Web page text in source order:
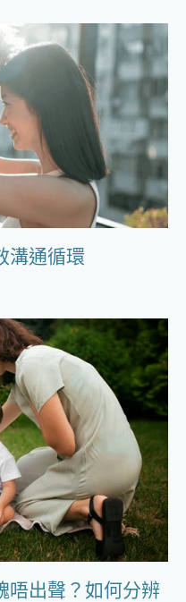
溝通循環
唔出聲？如何分辨